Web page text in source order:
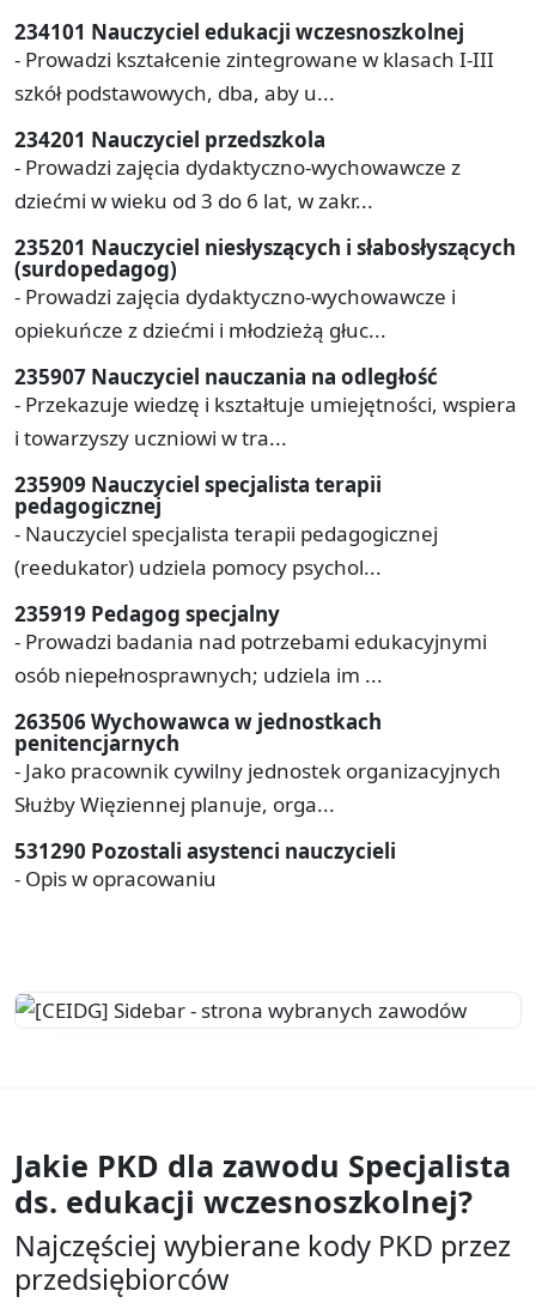
234101 Nauczyciel edukacji wczesnoszkolnej
- Prowadzi kształcenie zintegrowane w klasach I-III
szkół podstawowych, dba, aby u...
234201 Nauczyciel przedszkola
- Prowadzi zajęcia dydaktyczno-wychowawcze z
dziećmi w wieku od 3 do 6 lat, w zakr...
235201 Nauczyciel niesłyszących i słabosłyszących
(surdopedagog)
- Prowadzi zajęcia dydaktyczno-wychowawcze i
opiekuńcze z dziećmi i młodzieżą głuc...
235907 Nauczyciel nauczania na odległość
- Przekazuje wiedzę i kształtuje umiejętności, wspiera
i towarzyszy uczniowi w tra...
235909 Nauczyciel specjalista terapii
pedagogicznej
- Nauczyciel specjalista terapii pedagogicznej
(reedukator) udziela pomocy psychol...
235919 Pedagog specjalny
- Prowadzi badania nad potrzebami edukacyjnymi
osób niepełnosprawnych; udziela im ...
263506 Wychowawca w jednostkach
penitencjarnych
- Jako pracownik cywilny jednostek organizacyjnych
Służby Więziennej planuje, orga...
531290 Pozostali asystenci nauczycieli
- Opis w opracowaniu
Jakie PKD dla zawodu Specjalista
ds. edukacji wczesnoszkolnej?
Najczęściej wybierane kody PKD przez
przedsiębiorców